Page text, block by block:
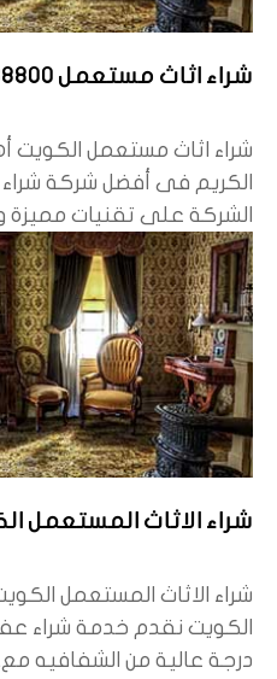
شراء اثاث مستعمل 90038800
شراء اثاث مستعمل الكويت
الكريم فى أفضل شركة شراء
الشركة على تقنيات مميزة
شراء الاثاث المستعمل الكويت
شراء الاثاث المستعمل
الكويت نقدم خدمة شراء
درجة عالية من الشفافيه